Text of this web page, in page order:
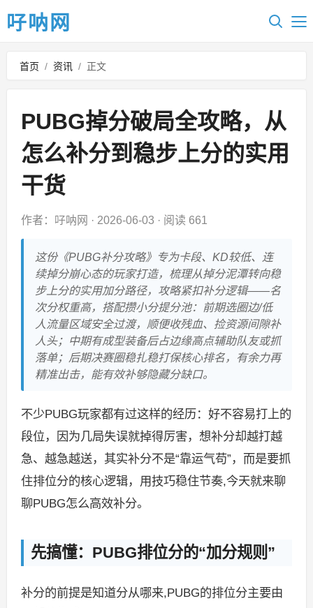
吇呐网
首页 / 资讯 / 正文
PUBG掉分破局全攻略，从
怎么补分到稳步上分的实用
干货
作者：吇呐网 · 2026-06-03 · 阅读 661
这份《PUBG补分攻略》专为卡段、KD较低、连
续掉分崩心态的玩家打造，梳理从掉分泥潭转向稳
步上分的实用加分路径，攻略紧扣补分逻辑——名
次分权重高，搭配攒小分提分池：前期选圈边/低
人流量区域安全过渡，顺便收残血、捡资源间隙补
人头；中期有成型装备后占边缘高点辅助队友或抓
落单；后期决赛圈稳扎稳打保核心排名，有余力再
精准出击，能有效补够隐藏分缺口。
不少PUBG玩家都有过这样的经历：好不容易打上的
段位，因为几局失误就掉得厉害，想补分却越打越
急、越急越送，其实补分不是“靠运气苟”，而是要抓
住排位分的核心逻辑，用技巧稳住节奏,今天就来聊
聊PUBG怎么高效补分。
先搞懂：PUBG排位分的“加分规则”
补分的前提是知道分从哪来,PUBG的排位分主要由